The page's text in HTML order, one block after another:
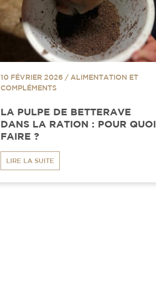
10 FÉVRIER 2026 / ALIMENTATION ET
COMPLÉMENTS
LA PULPE DE BETTERAVE
DANS LA RATION : POUR QUOI
FAIRE ?
LIRE LA SUITE